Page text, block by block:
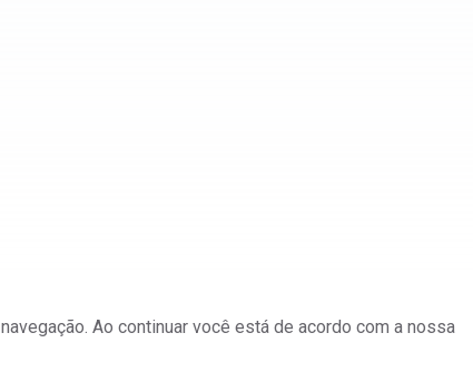
Ao continuar você está de acordo com a nossa